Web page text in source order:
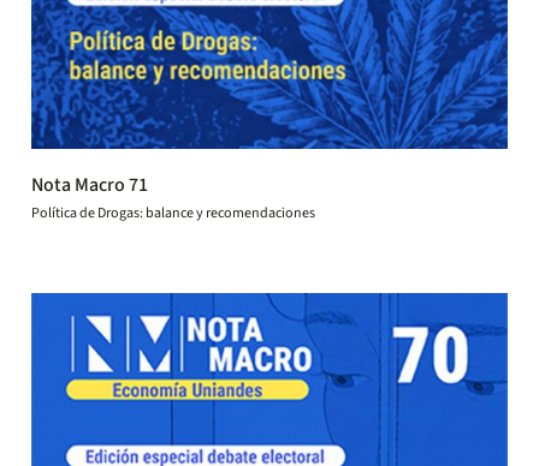
Nota Macro 71
Política de Drogas: balance y recomendaciones